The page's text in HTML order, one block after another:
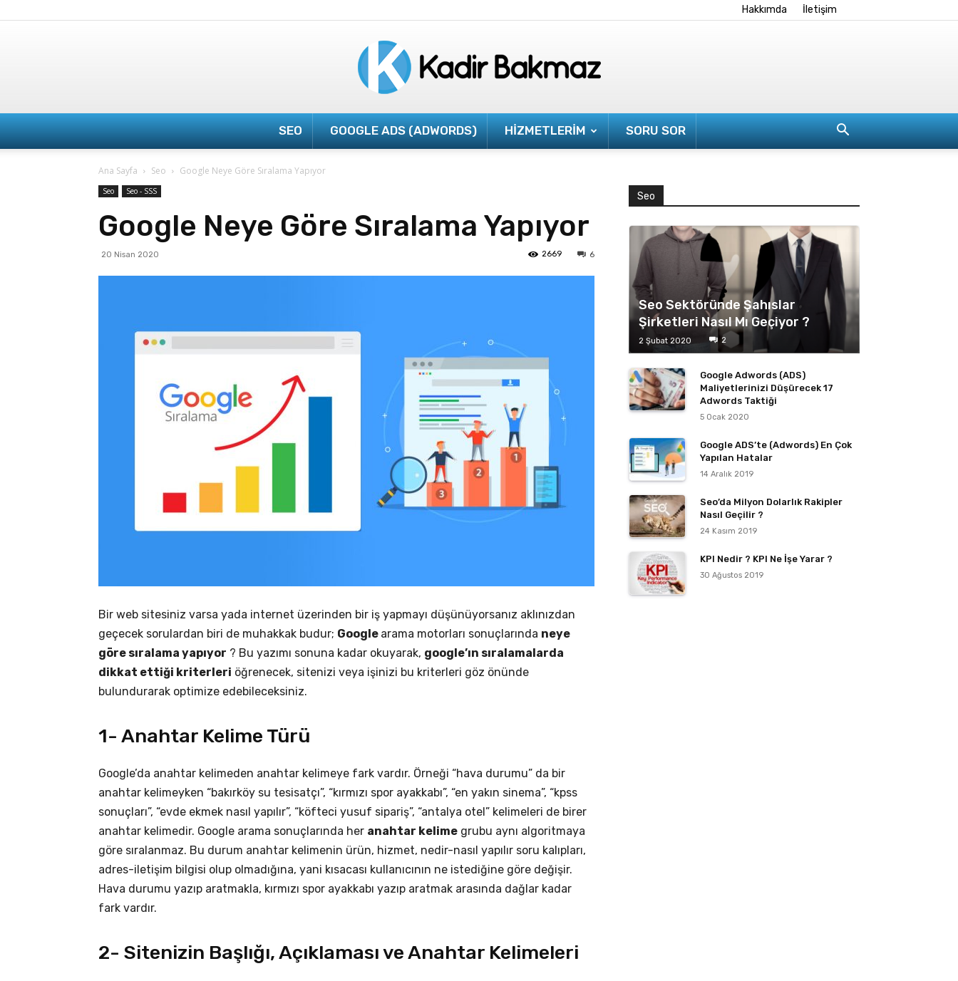
Hakkımda İletişim
Kadirbakmaz.com
SEO GOOGLE ADS (ADWORDS) HIZMETLERIM SORU SOR
Ana Sayfa Seo Google Neye Göre Sıralama Yapıyor
Seo Seo - SSS
Google Neye Göre Sıralama Yapıyor
20 Nisan 2020 6
2669
Bir web sitesiniz varsa yada internet üzerinden bir iş yapmayı düşünüyorsanız aklınızdan
geçecek sorulardan biri de muhakkak budur; Google arama motorları sonuçlarında neye
göre sıralama yapıyor ? Bu yazımı sonuna kadar okuyarak, google’ın sıralamalarda
dikkat ettiği kriterleri öğrenecek, sitenizi veya işinizi bu kriterleri göz önünde
bulundurarak optimize edebileceksiniz.
1- Anahtar Kelime Türü
Google’da anahtar kelimeden anahtar kelimeye fark vardır. Örneği “hava durumu” da bir
anahtar kelimeyken “bakırköy su tesisatçı”, “kırmızı spor ayakkabı”, “en yakın sinema”, “kpss
sonuçları”, “evde ekmek nasıl yapılır”, “köfteci yusuf sipariş”, “antalya otel” kelimeleri de birer
anahtar kelimedir. Google arama sonuçlarında her anahtar kelime grubu aynı algoritmaya
göre sıralanmaz. Bu durum anahtar kelimenin ürün, hizmet, nedir-nasıl yapılır soru kalıpları,
adres-iletişim bilgisi olup olmadığına, yani kısacası kullanıcının ne istediğine göre değişir.
Hava durumu yazıp aratmakla, kırmızı spor ayakkabı yazıp aratmak arasında dağlar kadar
fark vardır.
2- Sitenizin Başlığı, Açıklaması ve Anahtar Kelimeleri
Seo
Seo Sektöründe Şahıslar
Şirketleri Nasıl Mı Geçiyor ?
2 Şubat 2020 2
Google Adwords (ADS)
Maliyetlerinizi Düşürecek 17
Adwords Taktiği
5 Ocak 2020
Google ADS’te (Adwords) En Çok
Yapılan Hatalar
14 Aralık 2019
Seo’da Milyon Dolarlık Rakipler
Nasıl Geçilir ?
24 Kasım 2019
KPI Nedir ? KPI Ne İşe Yarar ?
30 Ağustos 2019